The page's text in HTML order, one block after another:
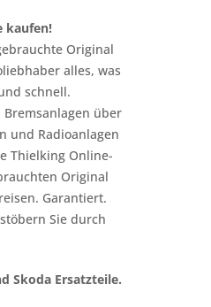
kaufen!
Original
alles, was
schnell.
über
und Radioanlagen
Thielking Online-
Original
Garantiert.
Sie durch
Skoda Ersatzteile.